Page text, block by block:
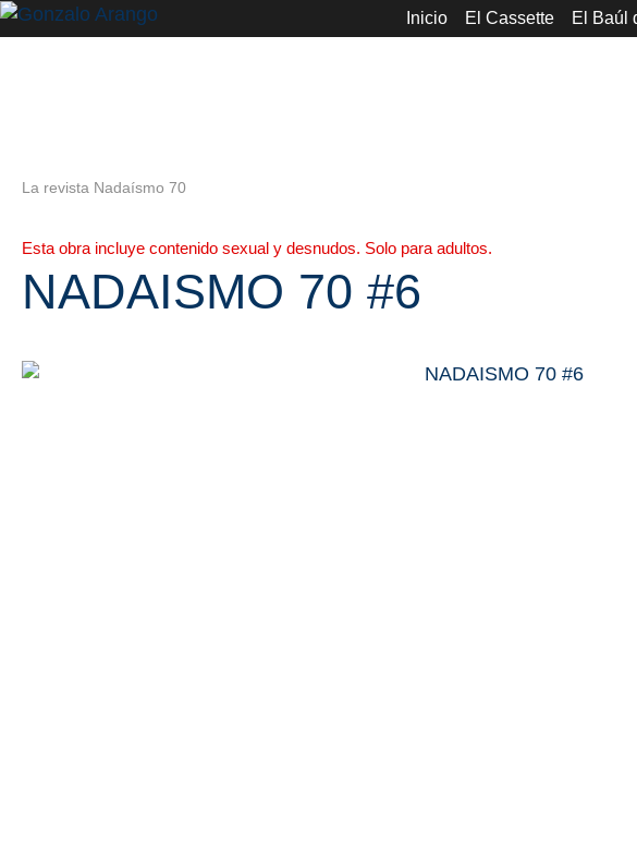
Inicio El Cassette El Baúl
La revista Nadaísmo 70
Esta obra incluye contenido sexual y desnudos. Solo para adultos.
NADAISMO 70 #6